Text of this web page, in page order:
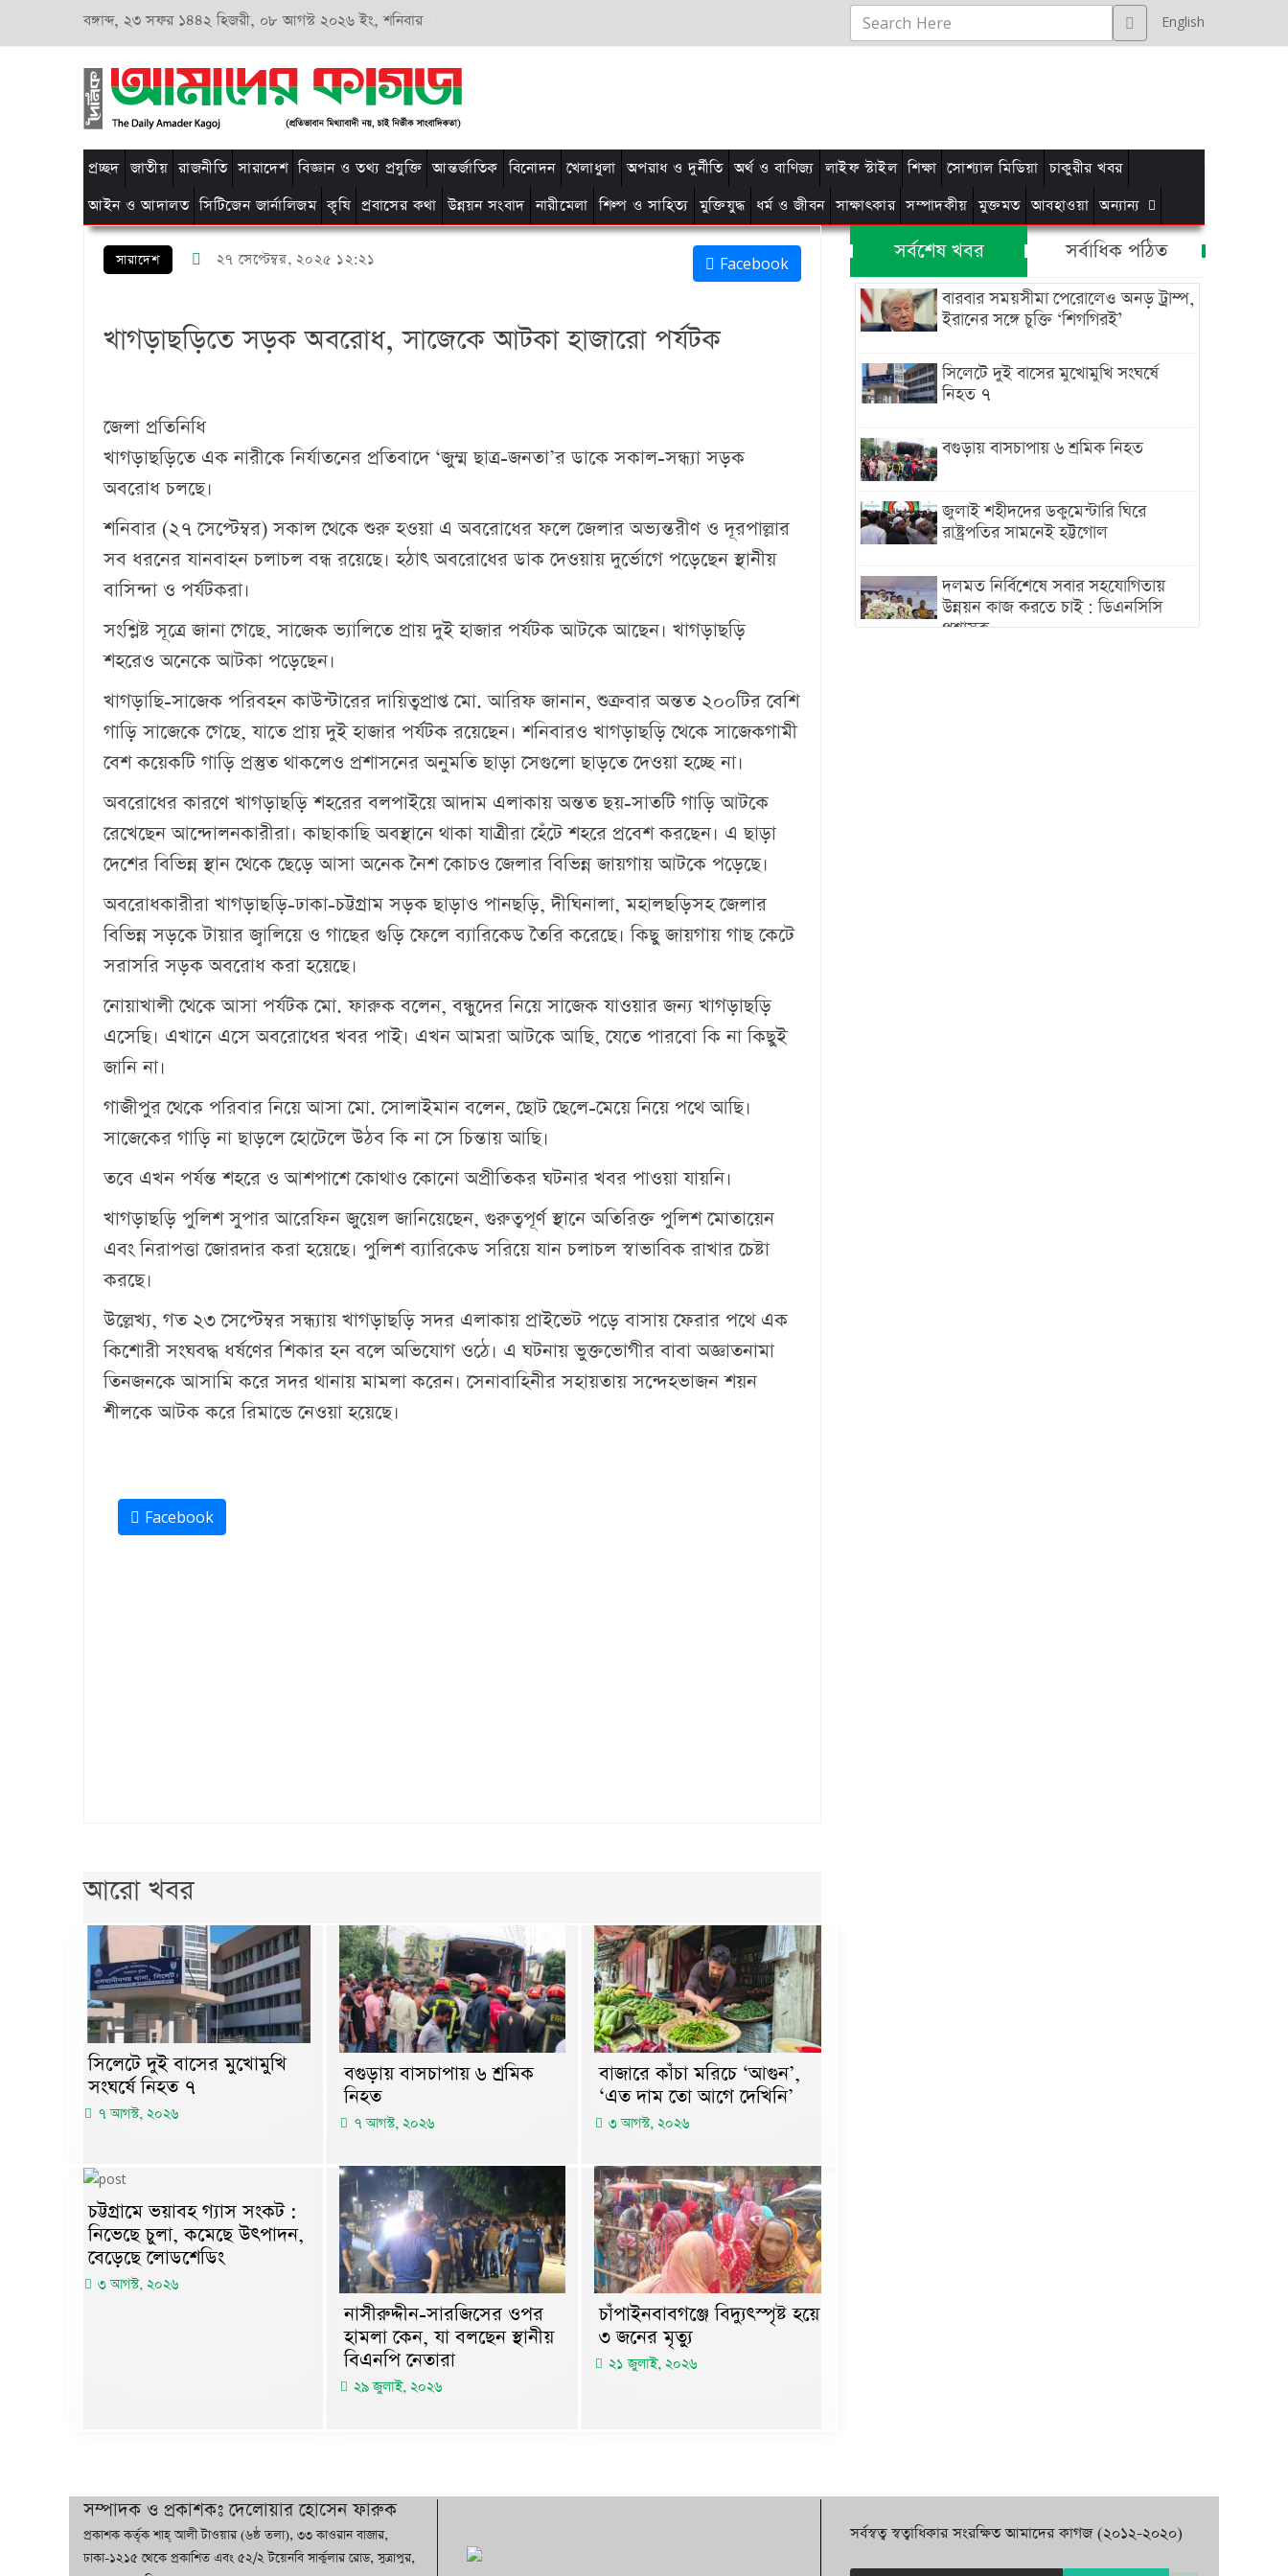
বঙ্গাব্দ, ২৩ সফর ১৪৪২ হিজরী, ০৮ আগস্ট ২০২৬ ইং, শনিবার English
প্রচ্ছদ জাতীয় রাজনীতি সারাদেশ বিজ্ঞান ও তথ্য প্রযুক্তি আন্তর্জাতিক বিনোদন খেলাধুলা অপরাধ ও দুর্নীতি অর্থ ও বাণিজ্য লাইফ স্টাইল শিক্ষা সোশ্যাল মিডিয়া চাকুরীর খবর
আইন ও আদালত সিটিজেন জার্নালিজম কৃষি প্রবাসের কথা উন্নয়ন সংবাদ নারীমেলা শিল্প ও সাহিত্য মুক্তিযুদ্ধ ধর্ম ও জীবন সাক্ষাৎকার সম্পাদকীয় মুক্তমত আবহাওয়া অন্যান্য
সারাদেশ ২৭ সেপ্টেম্বর, ২০২৫ ১২:২১ Facebook
খাগড়াছড়িতে সড়ক অবরোধ, সাজেকে আটকা হাজারো পর্যটক
জেলা প্রতিনিধি
খাগড়াছড়িতে এক নারীকে নির্যাতনের প্রতিবাদে ‘জুম্ম ছাত্র-জনতা’র ডাকে সকাল-সন্ধ্যা সড়ক
অবরোধ চলছে।
শনিবার (২৭ সেপ্টেম্বর) সকাল থেকে শুরু হওয়া এ অবরোধের ফলে জেলার অভ্যন্তরীণ ও দূরপাল্লার
সব ধরনের যানবাহন চলাচল বন্ধ রয়েছে। হঠাৎ অবরোধের ডাক দেওয়ায় দুর্ভোগে পড়েছেন স্থানীয়
বাসিন্দা ও পর্যটকরা।
সংশ্লিষ্ট সূত্রে জানা গেছে, সাজেক ভ্যালিতে প্রায় দুই হাজার পর্যটক আটকে আছেন। খাগড়াছড়ি
শহরেও অনেকে আটকা পড়েছেন।
খাগড়াছি-সাজেক পরিবহন কাউন্টারের দায়িত্বপ্রাপ্ত মো. আরিফ জানান, শুক্রবার অন্তত ২০০টির বেশি
গাড়ি সাজেকে গেছে, যাতে প্রায় দুই হাজার পর্যটক রয়েছেন। শনিবারও খাগড়াছড়ি থেকে সাজেকগামী
বেশ কয়েকটি গাড়ি প্রস্তুত থাকলেও প্রশাসনের অনুমতি ছাড়া সেগুলো ছাড়তে দেওয়া হচ্ছে না।
অবরোধের কারণে খাগড়াছড়ি শহরের বলপাইয়ে আদাম এলাকায় অন্তত ছয়-সাতটি গাড়ি আটকে
রেখেছেন আন্দোলনকারীরা। কাছাকাছি অবস্থানে থাকা যাত্রীরা হেঁটে শহরে প্রবেশ করছেন। এ ছাড়া
দেশের বিভিন্ন স্থান থেকে ছেড়ে আসা অনেক নৈশ কোচও জেলার বিভিন্ন জায়গায় আটকে পড়েছে।
অবরোধকারীরা খাগড়াছড়ি-ঢাকা-চট্টগ্রাম সড়ক ছাড়াও পানছড়ি, দীঘিনালা, মহালছড়িসহ জেলার
বিভিন্ন সড়কে টায়ার জ্বালিয়ে ও গাছের গুড়ি ফেলে ব্যারিকেড তৈরি করেছে। কিছু জায়গায় গাছ কেটে
সরাসরি সড়ক অবরোধ করা হয়েছে।
নোয়াখালী থেকে আসা পর্যটক মো. ফারুক বলেন, বন্ধুদের নিয়ে সাজেক যাওয়ার জন্য খাগড়াছড়ি
এসেছি। এখানে এসে অবরোধের খবর পাই। এখন আমরা আটকে আছি, যেতে পারবো কি না কিছুই
জানি না।
গাজীপুর থেকে পরিবার নিয়ে আসা মো. সোলাইমান বলেন, ছোট ছেলে-মেয়ে নিয়ে পথে আছি।
সাজেকের গাড়ি না ছাড়লে হোটেলে উঠব কি না সে চিন্তায় আছি।
তবে এখন পর্যন্ত শহরে ও আশপাশে কোথাও কোনো অপ্রীতিকর ঘটনার খবর পাওয়া যায়নি।
খাগড়াছড়ি পুলিশ সুপার আরেফিন জুয়েল জানিয়েছেন, গুরুত্বপূর্ণ স্থানে অতিরিক্ত পুলিশ মোতায়েন
এবং নিরাপত্তা জোরদার করা হয়েছে। পুলিশ ব্যারিকেড সরিয়ে যান চলাচল স্বাভাবিক রাখার চেষ্টা
করছে।
উল্লেখ্য, গত ২৩ সেপ্টেম্বর সন্ধ্যায় খাগড়াছড়ি সদর এলাকায় প্রাইভেট পড়ে বাসায় ফেরার পথে এক
কিশোরী সংঘবদ্ধ ধর্ষণের শিকার হন বলে অভিযোগ ওঠে। এ ঘটনায় ভুক্তভোগীর বাবা অজ্ঞাতনামা
তিনজনকে আসামি করে সদর থানায় মামলা করেন। সেনাবাহিনীর সহায়তায় সন্দেহভাজন শয়ন
শীলকে আটক করে রিমান্ডে নেওয়া হয়েছে।
Facebook
আরো খবর
সিলেটে দুই বাসের মুখোমুখি
সংঘর্ষে নিহত ৭
৭ আগস্ট, ২০২৬
বগুড়ায় বাসচাপায় ৬ শ্রমিক
নিহত
৭ আগস্ট, ২০২৬
বাজারে কাঁচা মরিচে ‘আগুন’,
‘এত দাম তো আগে দেখিনি’
৩ আগস্ট, ২০২৬
চট্টগ্রামে ভয়াবহ গ্যাস সংকট :
নিভেছে চুলা, কমেছে উৎপাদন,
বেড়েছে লোডশেডিং
৩ আগস্ট, ২০২৬
নাসীরুদ্দীন-সারজিসের ওপর
হামলা কেন, যা বলছেন স্থানীয়
বিএনপি নেতারা
২৯ জুলাই, ২০২৬
চাঁপাইনবাবগঞ্জে বিদ্যুৎস্পৃষ্ট হয়ে
৩ জনের মৃত্যু
২১ জুলাই, ২০২৬
সর্বশেষ খবর সর্বাধিক পঠিত
বারবার সময়সীমা পেরোলেও অনড় ট্রাম্প,
ইরানের সঙ্গে চুক্তি ‘শিগগিরই’
সিলেটে দুই বাসের মুখোমুখি সংঘর্ষে
নিহত ৭
বগুড়ায় বাসচাপায় ৬ শ্রমিক নিহত
জুলাই শহীদদের ডকুমেন্টারি ঘিরে
রাষ্ট্রপতির সামনেই হট্টগোল
দলমত নির্বিশেষে সবার সহযোগিতায়
উন্নয়ন কাজ করতে চাই : ডিএনসিসি
প্রশাসক
সম্পাদক ও প্রকাশকঃ দেলোয়ার হোসেন ফারুক
প্রকাশক কর্তৃক শাহ্ আলী টাওয়ার (৬ষ্ঠ তলা), ৩৩ কাওরান বাজার,
ঢাকা-১২১৫ থেকে প্রকাশিত এবং ৫২/২ টয়েনবি সার্কুলার রোড, সুত্রাপুর,
সর্বস্বত্ব স্বত্বাধিকার সংরক্ষিত আমাদের কাগজ (২০১২-২০২০)